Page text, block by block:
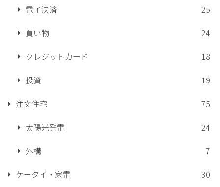
電子決済
25
買い物
24
クレジットカード
18
投資
19
注文住宅
75
太陽光発電
24
外構
7
ケータイ・家電
30